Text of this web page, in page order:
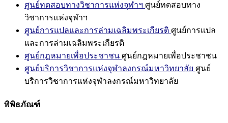
ศูนย์ทดสอบทางวิชาการแห่งจุฬาฯ ศูนย์ทดสอบทาง
วิชาการแห่งจุฬาฯ
ศูนย์การแปลและการล่ามเฉลิมพระเกียรติ ศูนย์การแปล
และการล่ามเฉลิมพระเกียรติ
ศูนย์กฎหมายเพื่อประชาชน ศูนย์กฎหมายเพื่อประชาชน
ศูนย์บริการวิชาการแห่งจุฬาลงกรณ์มหาวิทยาลัย ศูนย์
บริการวิชาการแห่งจุฬาลงกรณ์มหาวิทยาลัย
พิพิธภัณฑ์